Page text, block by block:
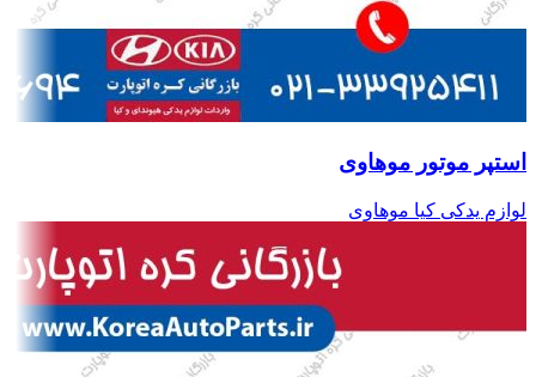
استپر موتور موهاوی
لوازم یدکی کیا موهاوی